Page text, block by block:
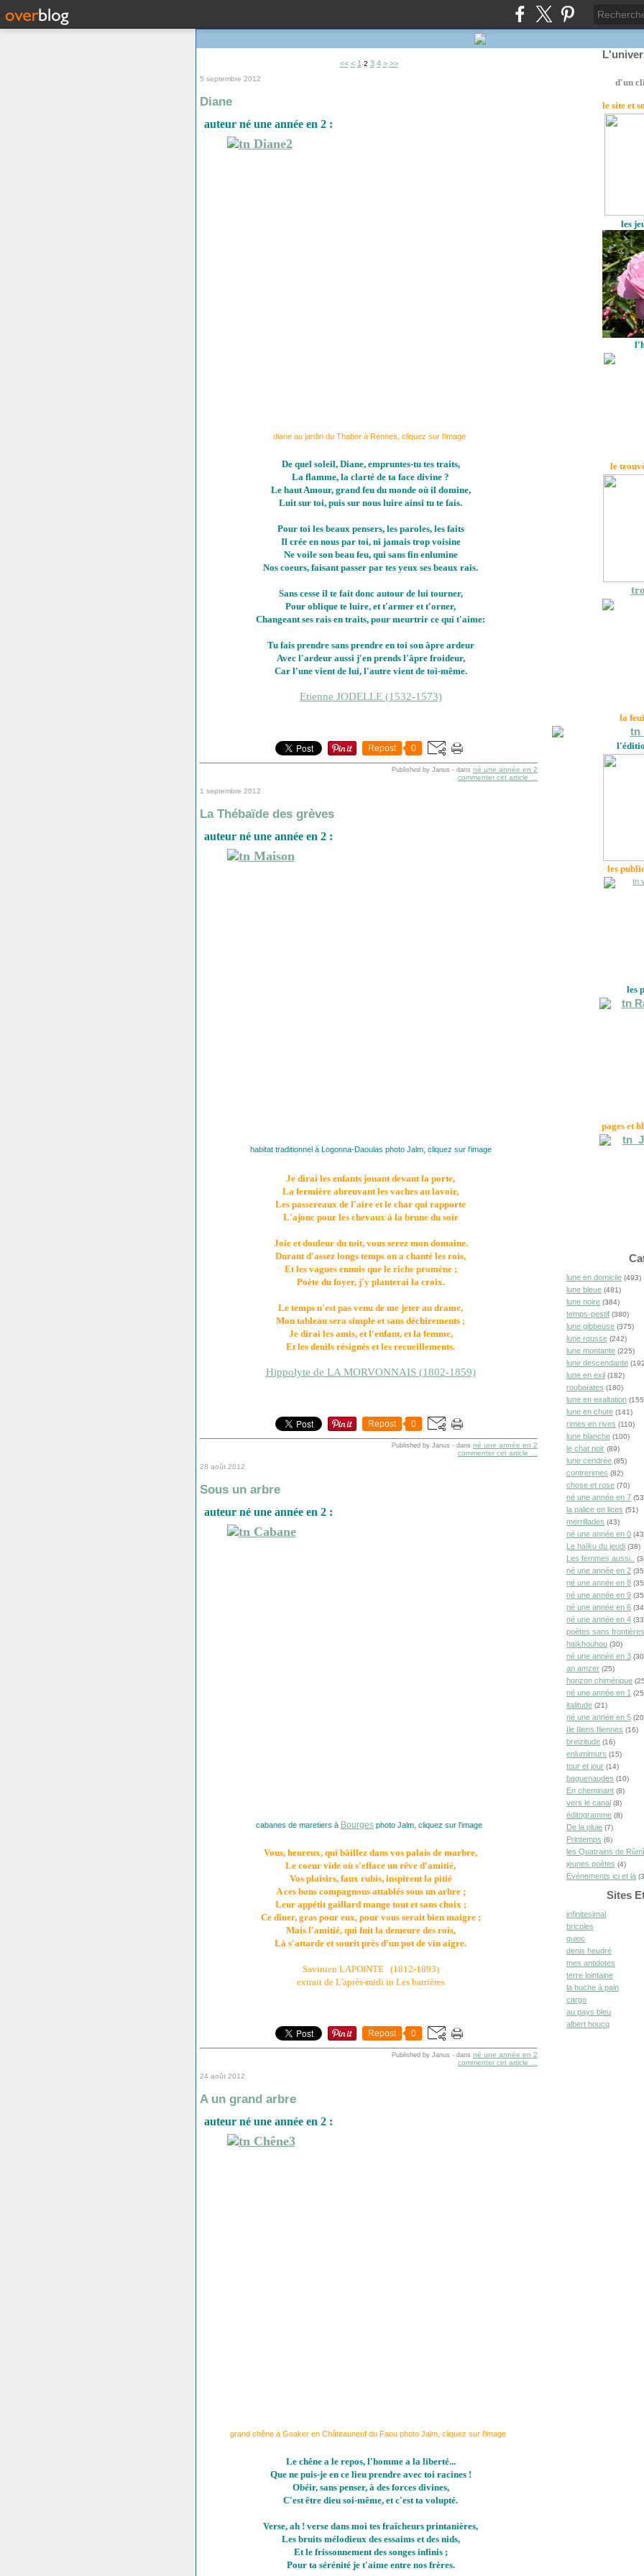
<< < 1 2 3 4 > >>
5 septembre 2012
Diane
auteur né une année en 2 :
diane au jardin du Thabor à Rennes, cliquez sur l'image
De quel soleil, Diane, empruntes-tu tes traits,
La flamme, la clarté de ta face divine ?
Le haut Amour, grand feu du monde où il domine,
Luit sur toi, puis sur nous luire ainsi tu te fais.
Pour toi les beaux pensers, les paroles, les faits
Il crée en nous par toi, ni jamais trop voisine
Ne voile son beau feu, qui sans fin enlumine
Nos coeurs, faisant passer par tes yeux ses beaux rais.
Sans cesse il te fait donc autour de lui tourner,
Pour oblique te luire, et t'armer et t'orner,
Changeant ses rais en traits, pour meurtrir ce qui t'aime:
Tu fais prendre sans prendre en toi son âpre ardeur
Avec l'ardeur aussi j'en prends l'âpre froideur,
Car l'une vient de lui, l'autre vient de toi-même.
Etienne JODELLE (1532-1573)
Repost 0
Published by Janus - dans né une année en 2
commenter cet article
1 septembre 2012
La Thébaïde des grèves
auteur né une année en 2 :
habitat traditionnel à Logonna-Daoulas photo Jalm, cliquez sur l'image
Je dirai les enfants jouant devant la porte,
La fermière abreuvant les vaches au lavoir,
Les passereaux de l'aire et le char qui rapporte
L'ajonc pour les chevaux à la brune du soir
Joie et douleur du toit, vous serez mon domaine.
Durant d'assez longs temps on a chanté les rois,
Et les vagues ennuis que le riche promène ;
Poète du foyer, j'y planterai la croix.
Le temps n'est pas venu de me jeter au drame,
Mon tableau sera simple et sans déchirements ;
Je dirai les amis, et l'enfant, et la femme,
Et les deuils résignés et les recueillements.
Hippolyte de LA MORVONNAIS (1802-1859)
Repost 0
Published by Janus - dans né une année en 2
commenter cet article
28 août 2012
Sous un arbre
auteur né une année en 2 :
cabanes de maretiers à Bourges photo Jalm, cliquez sur l'image
Vous, heureux, qui bâillez dans vos palais de marbre,
Le coeur vide où s'efface un rêve d'amitié,
Vos plaisirs, faux rubis, inspirent la pitié
A ces bons compagnons attablés sous un arbre ;
Leur appétit gaillard mange tout et sans choix ;
Ce dîner, gras pour eux, pour vous serait bien maigre ;
Mais l'amitié, qui fuit la demeure des rois,
Là s'attarde et sourit près d'un pot de vin aigre.
Savinien LAPOINTE (1812-1893)
extrait de L'après-midi in Les barrières
Repost 0
Published by Janus - dans né une année en 2
commenter cet article
24 août 2012
A un grand arbre
auteur né une année en 2 :
grand chêne à Goaker en Châteauneuf du Faou photo Jalm, cliquez sur l'image
Le chêne a le repos, l'homme a la liberté...
Que ne puis-je en ce lieu prendre avec toi racines !
Obéir, sans penser, à des forces divines,
C'est être dieu soi-même, et c'est ta volupté.
Verse, ah ! verse dans moi tes fraîcheurs printanières,
Les bruits mélodieux des essaims et des nids,
Et le frissonnement des songes infinis ;
Pour ta sérénité je t'aime entre nos frères.
d'un
le site et
les
le
la
les
les
pages et
lune en domicile (493)
lune bleue (481)
lune noire (384)
temps-pestif (380)
lune gibbeuse (375)
lune rousse (242)
lune montante (225)
lune descendante
lune en exil (182)
roubaïates (180)
lune en exaltation
lune en chute (141)
rimes en rives (110)
lune blanche (100)
le chat noir (89)
lune cendrée (85)
contrerimes (82)
chose et rose (70)
né une année en 7
la palice en lices (51)
merrillades (43)
né une année en 0
Le haïku du jeudi (38)
Les femmes aussi..
né une année en 2
né une année en 8
né une année en 9
né une année en 6
né une année en 4
poètes sans frontières
haïkhouhou (30)
né une année en 3
an amzer (25)
horizon chimérique
né une année en 1
italitude (21)
né une année en 5
Ile Iliens Iliennes (16)
breizitude (16)
enlumimurs (15)
tour et jour (14)
baguenaudes (10)
En cheminant (8)
vers le canal (8)
éditogramme (8)
De la pluie (7)
Printemps (6)
les Quatrains de Rûmî
jeunes poètes (4)
Evénements ici et là
Sites
infinitesimal
bricoles
quioc
denis heudré
mes antidotes
terre lointaine
la huche à pain
cargo
au pays bleu
albert houcq